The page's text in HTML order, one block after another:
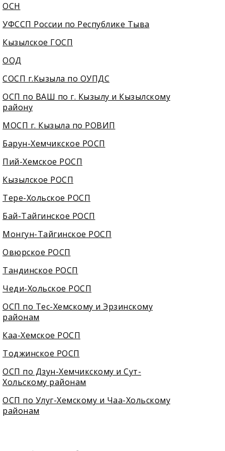
ОСН
УФССП России по Республике Тыва
Кызылское ГОСП
ООД
СОСП г.Кызыла по ОУПДС
ОСП по ВАШ по г. Кызылу и Кызылскому
району
МОСП г. Кызыла по РОВИП
Барун-Хемчикское РОСП
Пий-Хемское РОСП
Кызылское РОСП
Тере-Хольское РОСП
Бай-Тайгинское РОСП
Монгун-Тайгинское РОСП
Овюрское РОСП
Тандинское РОСП
Чеди-Хольское РОСП
ОСП по Тес-Хемскому и Эрзинскому
районам
Каа-Хемское РОСП
Тоджинское РОСП
ОСП по Дзун-Хемчикскому и Сут-
Хольскому районам
ОСП по Улуг-Хемскому и Чаа-Хольскому
районам